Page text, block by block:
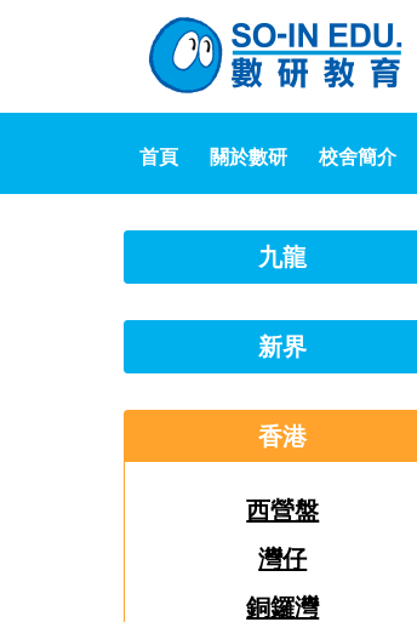
首頁 關於數研 校舍簡介
九龍
新界
香港
西營盤
灣仔
銅鑼灣